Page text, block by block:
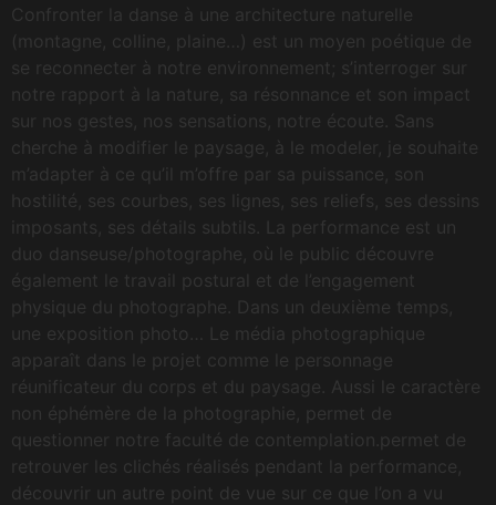
Confronter la danse à une architecture naturelle
(montagne, colline, plaine…) est un moyen poétique de
se reconnecter à notre environnement; s’interroger sur
notre rapport à la nature, sa résonnance et son impact
sur nos gestes, nos sensations, notre écoute. Sans
cherche à modifier le paysage, à le modeler, je souhaite
m’adapter à ce qu’il m’offre par sa puissance, son
hostilité, ses courbes, ses lignes, ses reliefs, ses dessins
imposants, ses détails subtils. La performance est un
duo danseuse/photographe, où le public découvre
également le travail postural et de l’engagement
physique du photographe. Dans un deuxième temps,
une exposition photo… Le média photographique
apparaît dans le projet comme le personnage
réunificateur du corps et du paysage. Aussi le caractère
non éphémère de la photographie, permet de
questionner notre faculté de contemplation.permet de
retrouver les clichés réalisés pendant la performance,
découvrir un autre point de vue sur ce que l’on a vu